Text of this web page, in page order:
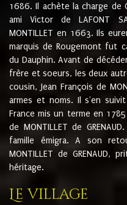
1686. Il achète la charge de
ami Victor de LAFONT
MONTILLET en 1663. Ils
marquis de Rougemont fut
du Dauphin. Avant de
frère et soeurs, les deux
cousin, Jean François de
armes et noms. Il s'en
France mis un terme en
de MONTILLET de
famille émigra. A son
MONTILLET de
héritage.
Le village